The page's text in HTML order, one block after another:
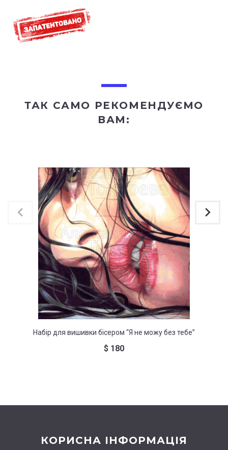
ТАК САМО РЕКОМЕНДУЄМО
ВАМ:
Набір для вишивки бісером “Я не можу без тебе”
$ 180
КОРИСНА ІНФОРМАЦІЯ